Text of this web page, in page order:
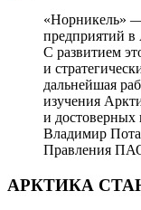
«Норникель»
предприятий в
С развитием
и
дальнейшая
изучения
и достоверных
Владимир
Правления
АРКТИКА